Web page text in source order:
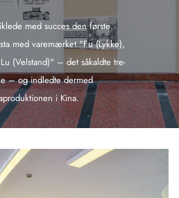
med succes den første
med varemærket "Fu (Lykke),
(Velstand)" – det såkaldte tre-
– og indledte dermed
i Kina.